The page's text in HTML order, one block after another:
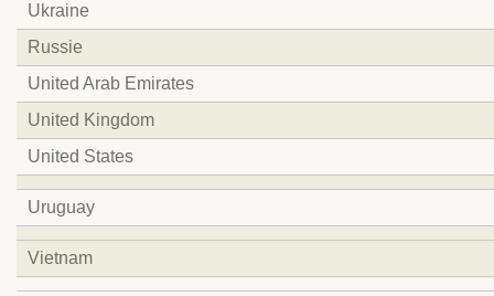
Ukraine
Russie
United Arab Emirates
United Kingdom
United States
Uruguay
Vietnam